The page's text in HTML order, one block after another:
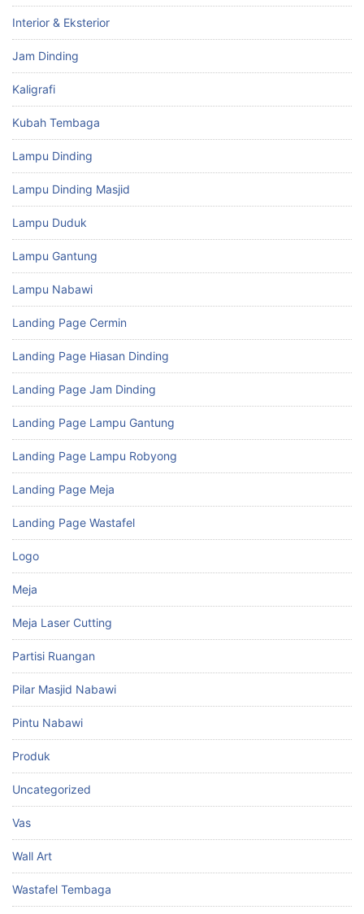
Interior & Eksterior
Jam Dinding
Kaligrafi
Kubah Tembaga
Lampu Dinding
Lampu Dinding Masjid
Lampu Duduk
Lampu Gantung
Lampu Nabawi
Landing Page Cermin
Landing Page Hiasan Dinding
Landing Page Jam Dinding
Landing Page Lampu Gantung
Landing Page Lampu Robyong
Landing Page Meja
Landing Page Wastafel
Logo
Meja
Meja Laser Cutting
Partisi Ruangan
Pilar Masjid Nabawi
Pintu Nabawi
Produk
Uncategorized
Vas
Wall Art
Wastafel Tembaga